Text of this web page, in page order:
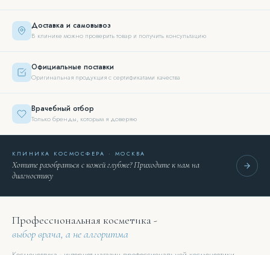
Доставка и самовывоз
В клинике можно проверить товар и получить консультацию
Официальные поставки
Оригинальная продукция с сертификатами качества
Врачебный отбор
Только бренды, которым я доверяю
КЛИНИКА КОСМОСФЕРА · МОСКВА
Хотите разобраться с кожей глубже? Приходите к нам на
диагностику
Профессиональная косметика -
выбор врача, а не алгоритма